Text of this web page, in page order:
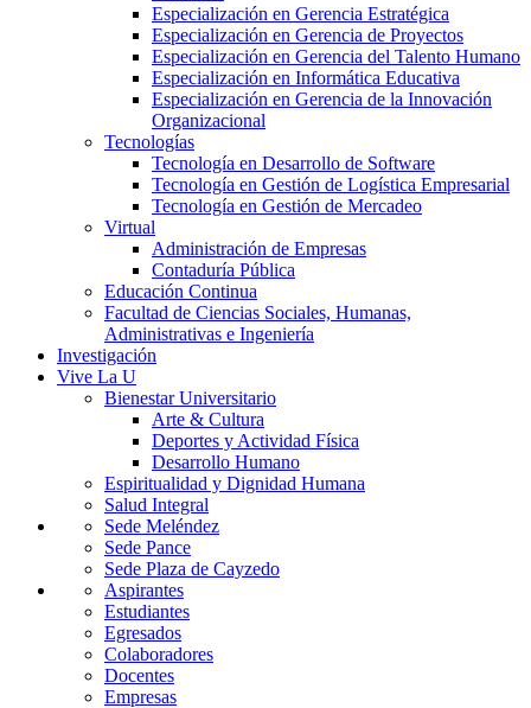
Especialización en Gerencia Estratégica
Especialización en Gerencia de Proyectos
Especialización en Gerencia del Talento Humano
Especialización en Informática Educativa
Especialización en Gerencia de la Innovación
Organizacional
Tecnologías
Tecnología en Desarrollo de Software
Tecnología en Gestión de Logística Empresarial
Tecnología en Gestión de Mercadeo
Virtual
Administración de Empresas
Contaduría Pública
Educación Continua
Facultad de Ciencias Sociales, Humanas,
Administrativas e Ingeniería
Investigación
Vive La U
Bienestar Universitario
Arte & Cultura
Deportes y Actividad Física
Desarrollo Humano
Espiritualidad y Dignidad Humana
Salud Integral
Sede Meléndez
Sede Pance
Sede Plaza de Cayzedo
Aspirantes
Estudiantes
Egresados
Colaboradores
Docentes
Empresas